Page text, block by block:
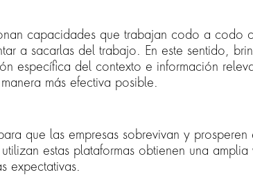
capacidades que trabajan codo a codo
a sacarlas del trabajo. En este sentido,
específica del contexto e información
más efectiva posible.
que las empresas sobrevivan y
estas plataformas obtienen una
expectativas.